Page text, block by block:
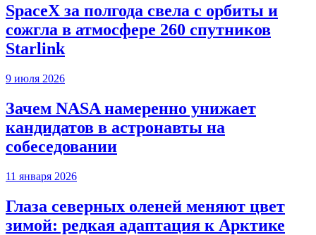
SpaceX за полгода свела с орбиты и
сожгла в атмосфере 260 спутников
Starlink
9 июля 2026
Зачем NASA намеренно унижает
кандидатов в астронавты на
собеседовании
11 января 2026
Глаза северных оленей меняют цвет
зимой: редкая адаптация к Арктике